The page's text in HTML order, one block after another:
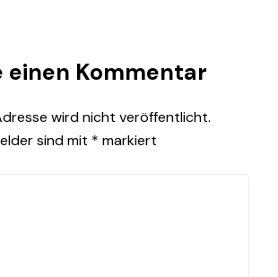
einen Kommentar
wird nicht veröffentlicht.
sind mit * markiert